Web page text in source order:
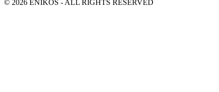
© 2026 ENIKOS - ALL RIGHTS RESERVED